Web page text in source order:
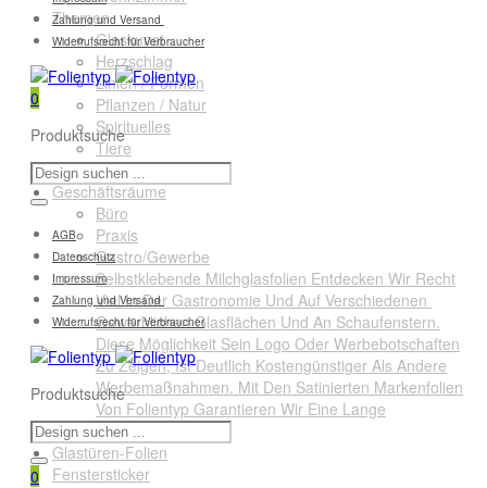
Themen
Glaskunst
Herzschlag
Linien / Formen
Pflanzen / Natur
Spirituelles
Tiere
Querformate
Geschäftsräume
Büro
Praxis
Gastro/Gewerbe
Selbstklebende Milchglasfolien Entdecken Wir Recht
Viel In Der Gastronomie Und Auf Verschiedenen
Gewerblichen Glasflächen Und An Schaufenstern.
Diese Möglichkeit Sein Logo Oder Werbebotschaften
Zu Zeigen, Ist Deutlich Kostengünstiger Als Andere
Werbemaßnahmen. Mit Den Satinierten Markenfolien
Von Folientyp Garantieren Wir Eine Lange
Lebensdauer.
Glastüren-Folien
Fenstersticker
Zahlung und Versand
Widerrufsrecht für Verbraucher
0
Produktsuche
AGB
Datenschutz
Impressum
Zahlung und Versand
Widerrufsrecht für Verbraucher
Produktsuche
0